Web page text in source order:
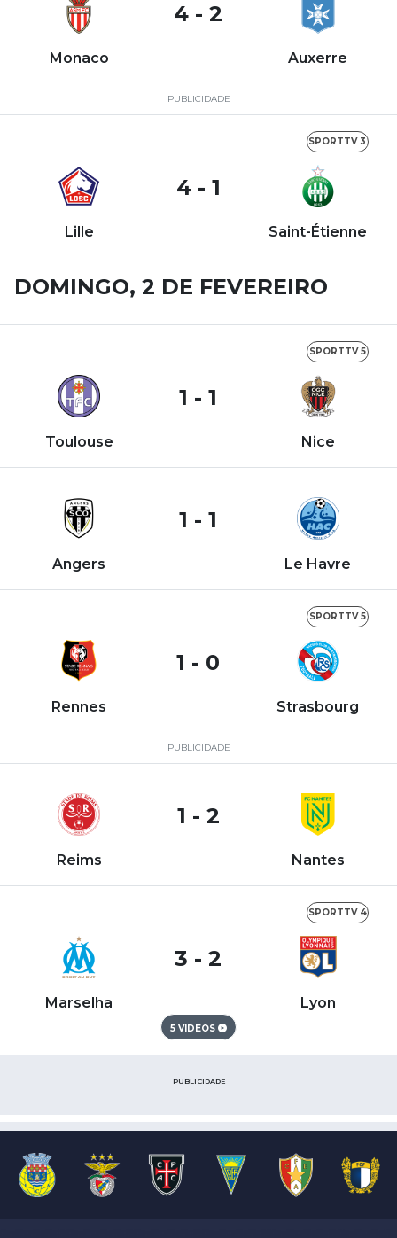
Monaco
4 - 2
Auxerre
PUBLICIDADE
SPORTTV 3
Lille
4 - 1
Saint-Étienne
DOMINGO, 2 DE FEVEREIRO
SPORTTV 5
Toulouse
1 - 1
Nice
Angers
1 - 1
Le Havre
SPORTTV 5
Rennes
1 - 0
Strasbourg
PUBLICIDADE
Reims
1 - 2
Nantes
SPORTTV 4
Marselha
3 - 2
Lyon
5 VIDEOS
PUBLICIDADE